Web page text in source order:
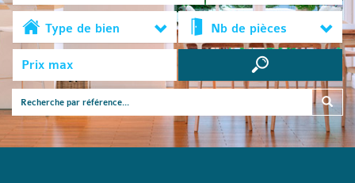
Type de bien Nb de pièces